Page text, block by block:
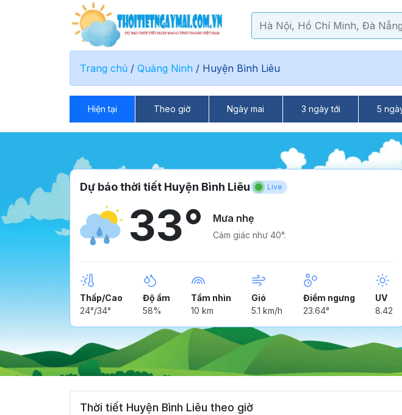
Trang chủ / Quảng Ninh / Huyện Bình Liêu
Hiện tại Theo giờ Ngày mai 3 ngày tới 5
Dự báo thời tiết Huyện Bình Liêu Live
33° Mưa nhẹ
Cảm giác như 40°.
Thấp/Cao
24°/34°
Độ ẩm
58%
Tầm nhìn
10 km
Gió
5.1 km/h
Điểm ngưng
23.64°
UV
8.42
Thời tiết Huyện Bình Liêu theo giờ